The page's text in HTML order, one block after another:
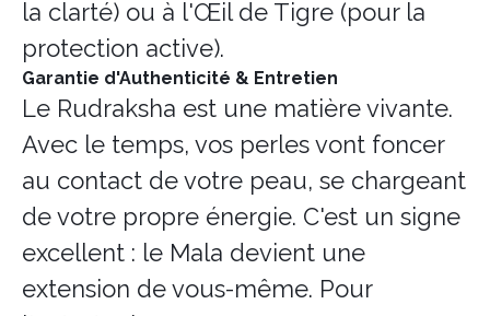
la clarté) ou à l'Œil de Tigre (pour la
protection active).
Garantie d'Authenticité & Entretien
Le Rudraksha est une matière vivante.
Avec le temps, vos perles vont foncer
au contact de votre peau, se chargeant
de votre propre énergie. C'est un signe
excellent : le Mala devient une
extension de vous-même. Pour